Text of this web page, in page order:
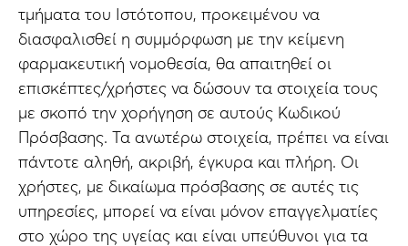
τμήματα του Ιστότοπου, προκειμένου να
διασφαλισθεί η συμμόρφωση με την κείμενη
φαρμακευτική νομοθεσία, θα απαιτηθεί οι
επισκέπτες/χρήστες να δώσουν τα στοιχεία τους
με σκοπό την χορήγηση σε αυτούς Κωδικού
Πρόσβασης. Τα ανωτέρω στοιχεία, πρέπει να είναι
πάντοτε αληθή, ακριβή, έγκυρα και πλήρη. Οι
χρήστες, με δικαίωμα πρόσβασης σε αυτές τις
υπηρεσίες, μπορεί να είναι μόνον επαγγελματίες
στο χώρο της υγείας και είναι υπεύθυνοι για τα